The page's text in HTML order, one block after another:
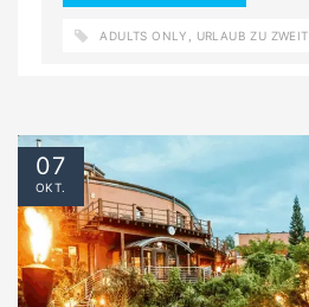
ADULTS ONLY URLAUB ZU ZWEIT
07
OKT.